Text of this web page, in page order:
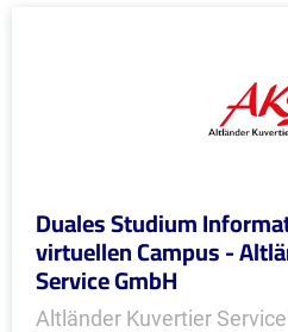
Duales Studium
virtuellen Campus -
Service GmbH
Altländer Kuvertier